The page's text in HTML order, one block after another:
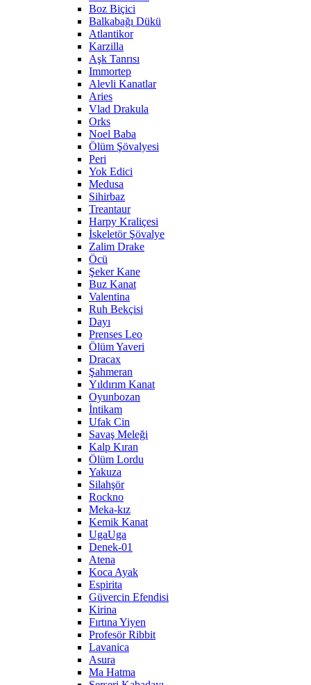
Boz Biçici
Balkabağı Dükü
Atlantikor
Karzilla
Aşk Tanrısı
Immortep
Alevli Kanatlar
Aries
Vlad Drakula
Orks
Noel Baba
Ölüm Şövalyesi
Peri
Yok Edici
Medusa
Sihirbaz
Treantaur
Harpy Kraliçesi
İskeletör Şövalye
Zalim Drake
Öcü
Şeker Kane
Buz Kanat
Valentina
Ruh Bekçisi
Dayı
Prenses Leo
Ölüm Yaveri
Dracax
Şahmeran
Yıldırım Kanat
Oyunbozan
İntikam
Ufak Cin
Savaş Meleği
Kalp Kıran
Ölüm Lordu
Yakuza
Silahşör
Rockno
Meka-kız
Kemik Kanat
UgaUga
Denek-01
Atena
Koca Ayak
Espirita
Güvercin Efendisi
Kirina
Fırtına Yiyen
Profesör Ribbit
Lavanica
Asura
Ma Hatma